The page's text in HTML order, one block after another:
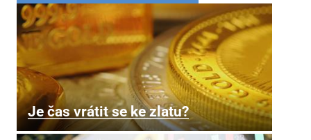
Je čas vrátit se ke zlatu?